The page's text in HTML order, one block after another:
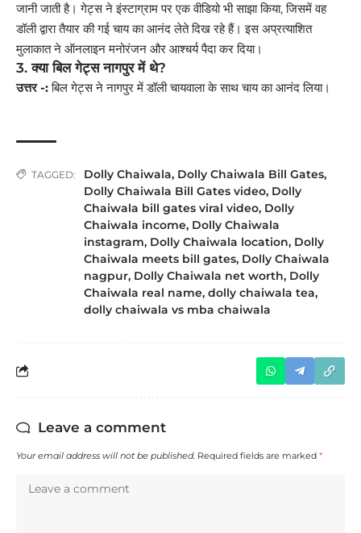
जानी जाती है। गेट्स ने इंस्टाग्राम पर एक वीडियो भी साझा किया, जिसमें वह
डॉली द्वारा तैयार की गई चाय का आनंद लेते दिख रहे हैं। इस अप्रत्याशित
मुलाकात ने ऑनलाइन मनोरंजन और आश्चर्य पैदा कर दिया।
3. क्या बिल गेट्स नागपुर में थे?
उत्तर -:बिल गेट्स ने नागपुर में डॉली चायवाला के साथ चाय का आनंद लिया।
TAGGED: Dolly Chaiwala, Dolly Chaiwala Bill Gates,
Dolly Chaiwala Bill Gates video, Dolly
Chaiwala bill gates viral video, Dolly
Chaiwala income, Dolly Chaiwala
instagram, Dolly Chaiwala location, Dolly
Chaiwala meets bill gates, Dolly Chaiwala
nagpur, Dolly Chaiwala net worth, Dolly
Chaiwala real name, dolly chaiwala tea,
dolly chaiwala vs mba chaiwala
Leave a comment
Your email address will not be published. Required fields are marked *